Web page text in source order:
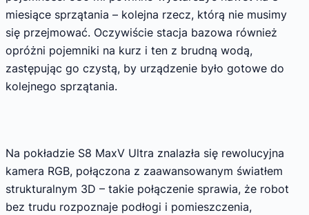
miesiące sprzątania – kolejna rzecz, którą nie musimy
się przejmować. Oczywiście stacja bazowa również
opróżni pojemniki na kurz i ten z brudną wodą,
zastępując go czystą, by urządzenie było gotowe do
kolejnego sprzątania.
Na pokładzie S8 MaxV Ultra znalazła się rewolucyjna
kamera RGB, połączona z zaawansowanym światłem
strukturalnym 3D – takie połączenie sprawia, że robot
bez trudu rozpoznaje podłogi i pomieszczenia,